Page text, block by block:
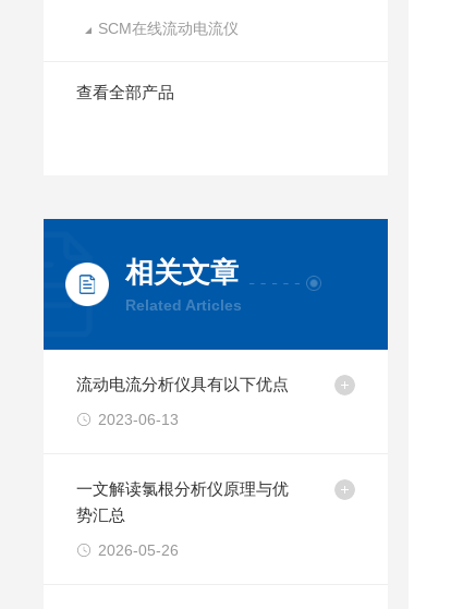
SCM在线流动电流仪
查看全部产品
相关文章
Related Articles
流动电流分析仪具有以下优点
2023-06-13
一文解读氯根分析仪原理与优
势汇总
2026-05-26